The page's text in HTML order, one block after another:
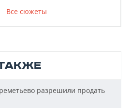
Все сюжеты
разрешили продать